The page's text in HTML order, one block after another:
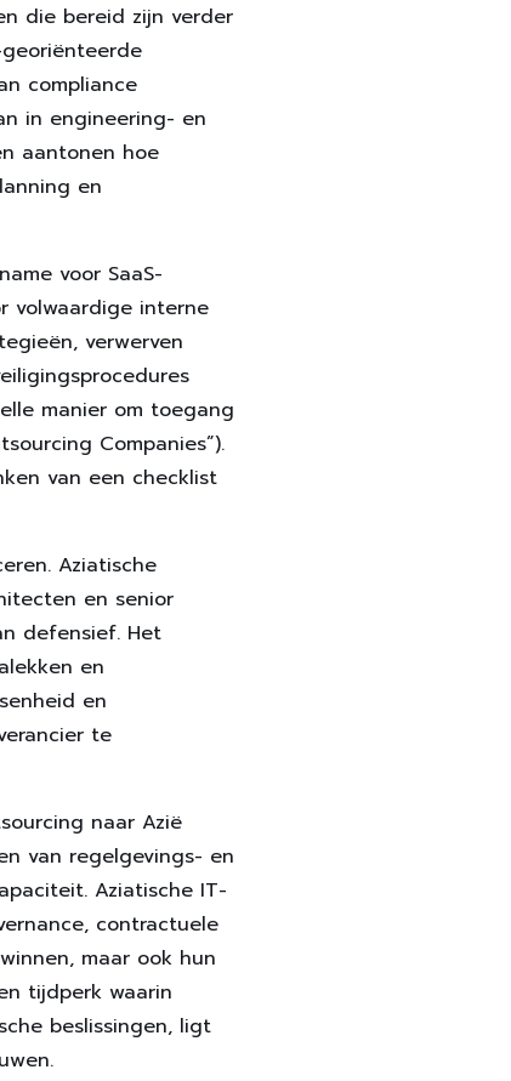
die bereid zijn verder
compliance
in engineering- en
aantonen hoe
en
voor SaaS-
volwaardige interne
verwerven
manier om toegang
Companies”).
van een checklist
Aziatische
en senior
defensief. Het
en
en
te
naar Azië
van regelgevings- en
Aziatische IT-
contractuele
maar ook hun
tijdperk waarin
beslissingen, ligt